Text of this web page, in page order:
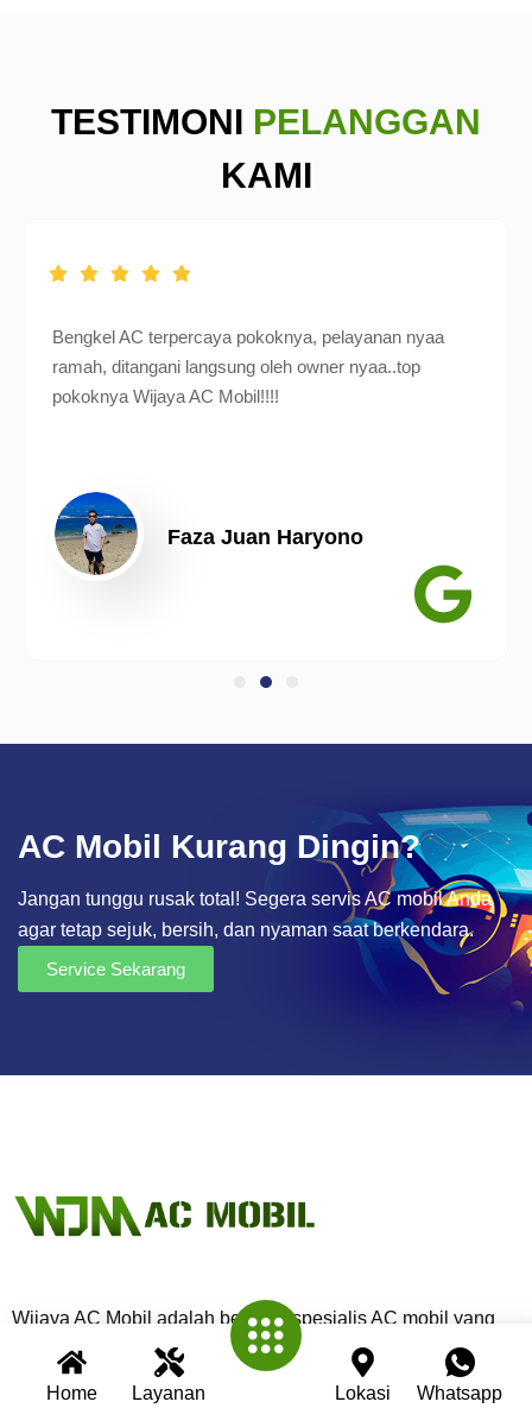
Home Layanan Lokasi Whatsapp
TESTIMONI PELANGGAN
KAMI
Bengkel AC terpercaya pokoknya, pelayanan nyaa
ramah, ditangani langsung oleh owner nyaa..top
pokoknya Wijaya AC Mobil!!!!
Faza Juan Haryono
AC Mobil Kurang Dingin?
Jangan tunggu rusak total! Segera servis AC mobil Anda
agar tetap sejuk, bersih, dan nyaman saat berkendara.
Service Sekarang
Wijaya AC Mobil adalah bengkel spesialis AC mobil yang
telah berpengalaman lebih dari 30 tahun. Kami berkomitmen
memberikan layanan terbaik dengan teknisi profesional,